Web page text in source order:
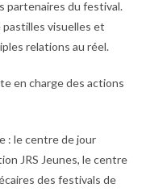
partenaires du festival.
visuelles et
relations au réel.
en charge des actions
: le centre de jour
JRS Jeunes, le centre
des festivals de